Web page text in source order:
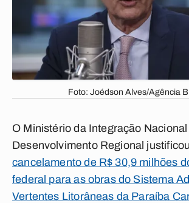
Foto: Joédson Alves/Agência
O Ministério da Integração Nacional
Desenvolvimento Regional
cancelamento de R$ 30,9 milhões
federal para as obras do Sistema
Vertentes Litorâneas da Paraíba